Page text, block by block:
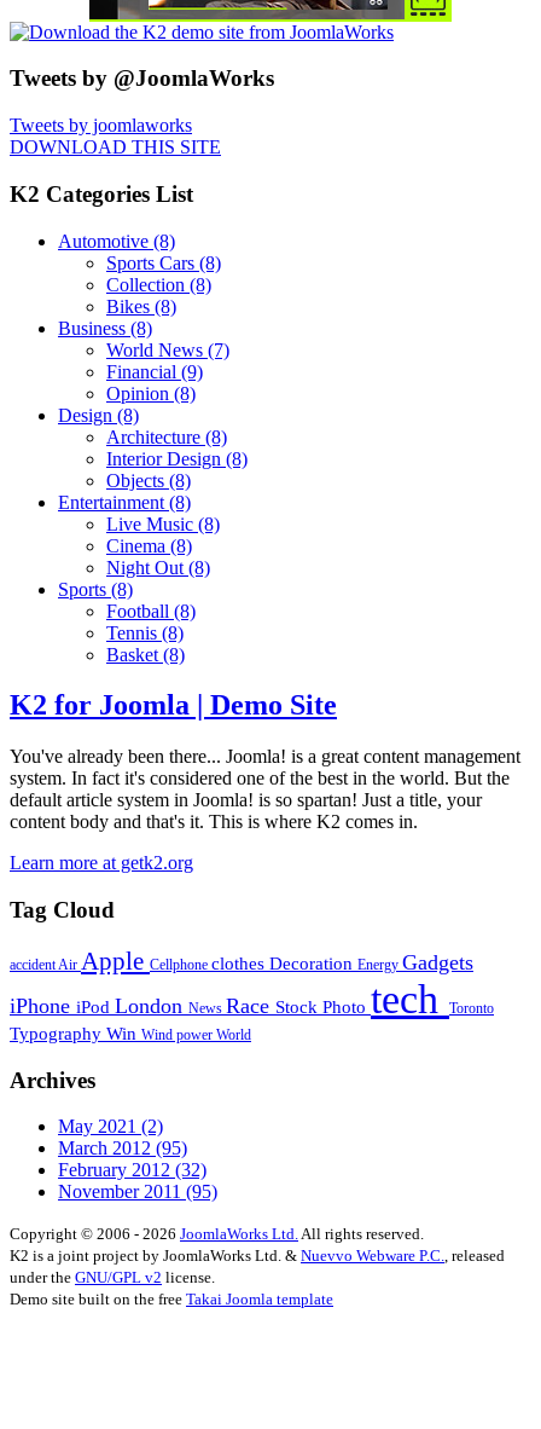
Tweets by @JoomlaWorks
Tweets by joomlaworks
DOWNLOAD THIS SITE
K2 Categories List
Automotive (8)
Sports Cars (8)
Collection (8)
Bikes (8)
Business (8)
World News (7)
Financial (9)
Opinion (8)
Design (8)
Architecture (8)
Interior Design (8)
Objects (8)
Entertainment (8)
Live Music (8)
Cinema (8)
Night Out (8)
Sports (8)
Football (8)
Tennis (8)
Basket (8)
K2 for Joomla | Demo Site
You've already been there... Joomla! is a great content management
system. In fact it's considered one of the best in the world. But the
default article system in Joomla! is so spartan! Just a title, your
content body and that's it. This is where K2 comes in.
Learn more at getk2.org
Tag Cloud
accident Air Apple Cellphone clothes Decoration Energy Gadgets
iPhone iPod London News Race Stock Photo tech Toronto
Typography Win Wind power World
Archives
May 2021 (2)
March 2012 (95)
February 2012 (32)
November 2011 (95)
Copyright © 2006 - 2026 JoomlaWorks Ltd.All rights reserved.
K2 is a joint project by JoomlaWorks Ltd. & Nuevvo Webware P.C., released
under the GNU/GPL v2 license.
Demo site built on the free Takai Joomla template